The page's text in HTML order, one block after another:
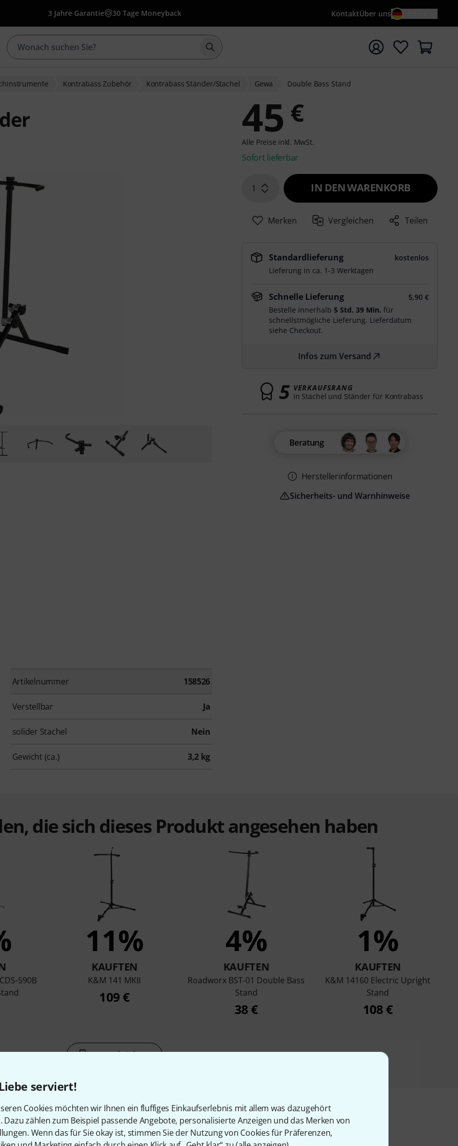
serviert!
Cookies möchten wir Ihnen ein fluffiges Einkaufserlebnis mit allem was dazugehört
Dazu zählen zum Beispiel passende Angebote, personalisierte Anzeigen und das Merken von
Wenn das für Sie okay ist, stimmen Sie der Nutzung von Cookies für Präferenzen,
3 Jahre Garantie 30 Tage Moneyback KontaktÜber uns
Suche mit Suchwort {searchTerm} starten
Kontrabass Zubehör Kontrabass Ständer/Stachel Gewa Double Bass Stand
Artikelnummer 158526
Verstellbar Ja
solider Stachel Nein
Gewicht (ca.) 3,2 kg
45 €
Alle Preise inkl. MwSt.
Sofort lieferbar
1 IN DEN WARENKORB
Merken Vergleichen Teilen
Standardlieferung
kostenlos
Lieferung in ca. 1-3 Werktagen
Schnelle Lieferung
5,90 €
Bestelle innerhalb 5 Std. 39 Min. für
schnellstmögliche Lieferung. Lieferdatum
siehe Checkout.
Infos zum Versand
5 VERKAUFSRANG
in Stachel und Ständer für Kontrabass
Beratung
Herstellerinformationen
Sicherheits- und Warnhinweise
die sich dieses Produkt angesehen haben
590B
11%
KAUFTEN
K&M 141 MKII
109 €
4%
KAUFTEN
Roadworx BST-01 Double Bass
Stand
38 €
1%
KAUFTEN
K&M 14160 Electric Upright
Stand
108 €
Vergleichen